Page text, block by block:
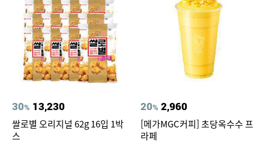
30% 13,230
쌀로별 오리지널 62g 16입 1박
스
20% 2,960
[메가MGC커피] 초당옥수수 프
라페